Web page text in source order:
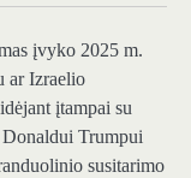
įvyko 2025 m.
ar Izraelio
įtampai su
Trumpui
susitarimo